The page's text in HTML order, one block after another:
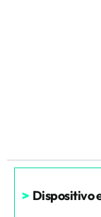
> Dispositivo